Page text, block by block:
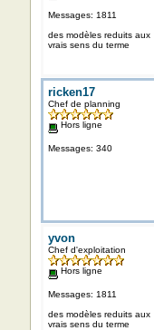
Messages: 1811
des modèles reduits aux
vrais sens du terme
ricken17
Chef de planning
Hors ligne
Messages: 340
yvon
Chef d'exploitation
Hors ligne
Messages: 1811
des modèles reduits aux
vrais sens du terme